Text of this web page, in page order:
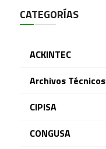
CATEGORÍAS
ACKINTEC
Archivos Técnicos
CIPISA
CONGUSA